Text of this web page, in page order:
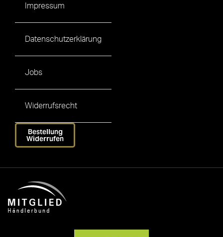
Impressum
Datenschutzerklärung
Jobs
Widerrufsrecht
Bestellung
Widerrufen